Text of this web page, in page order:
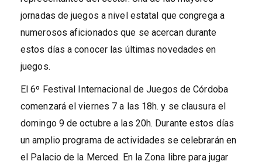
jornadas de juegos a nivel estatal que congrega a
numerosos aficionados que se acercan durante
estos días a conocer las últimas novedades en
juegos.
El 6º Festival Internacional de Juegos de Córdoba
comenzará el viernes 7 a las 18h. y se clausura el
domingo 9 de octubre a las 20h. Durante estos días
un amplio programa de actividades se celebrarán en
el Palacio de la Merced. En la Zona libre para jugar